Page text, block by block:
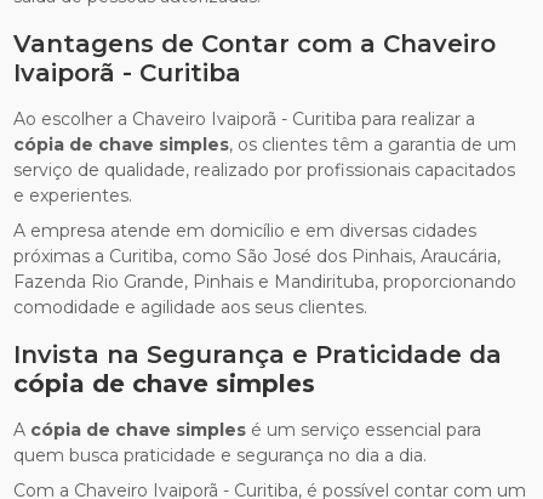
Vantagens de Contar com a Chaveiro
Ivaiporã - Curitiba
Ao escolher a Chaveiro Ivaiporã - Curitiba para realizar a
cópia de chave simples, os clientes têm a garantia de um
serviço de qualidade, realizado por profissionais capacitados
e experientes.
A empresa atende em domicílio e em diversas cidades
próximas a Curitiba, como São José dos Pinhais, Araucária,
Fazenda Rio Grande, Pinhais e Mandirituba, proporcionando
comodidade e agilidade aos seus clientes.
Invista na Segurança e Praticidade da
cópia de chave simples
A cópia de chave simples é um serviço essencial para
quem busca praticidade e segurança no dia a dia.
Com a Chaveiro Ivaiporã - Curitiba, é possível contar com um